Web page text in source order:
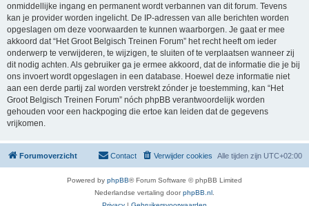
onmiddellijke ingang en permanent wordt verbannen van dit forum. Tevens
kan je provider worden ingelicht. De IP-adressen van alle berichten worden
opgeslagen om deze voorwaarden te kunnen waarborgen. Je gaat er mee
akkoord dat “Het Groot Belgisch Treinen Forum” het recht heeft om ieder
onderwerp te verwijderen, te wijzigen, te sluiten of te verplaatsen wanneer zij
dit nodig achten. Als gebruiker ga je ermee akkoord, dat de informatie die je bij
ons invoert wordt opgeslagen in een database. Hoewel deze informatie niet
aan een derde partij zal worden verstrekt zónder je toestemming, kan “Het
Groot Belgisch Treinen Forum” nóch phpBB verantwoordelijk worden
gehouden voor een hackpoging die ertoe kan leiden dat de gegevens
vrijkomen.
Forumoverzicht Alle tijden zijn UTC+02:00
Verwijder cookies
Contact
Powered by phpBB® Forum Software © phpBB Limited
Nederlandse vertaling doorphpBB.nl